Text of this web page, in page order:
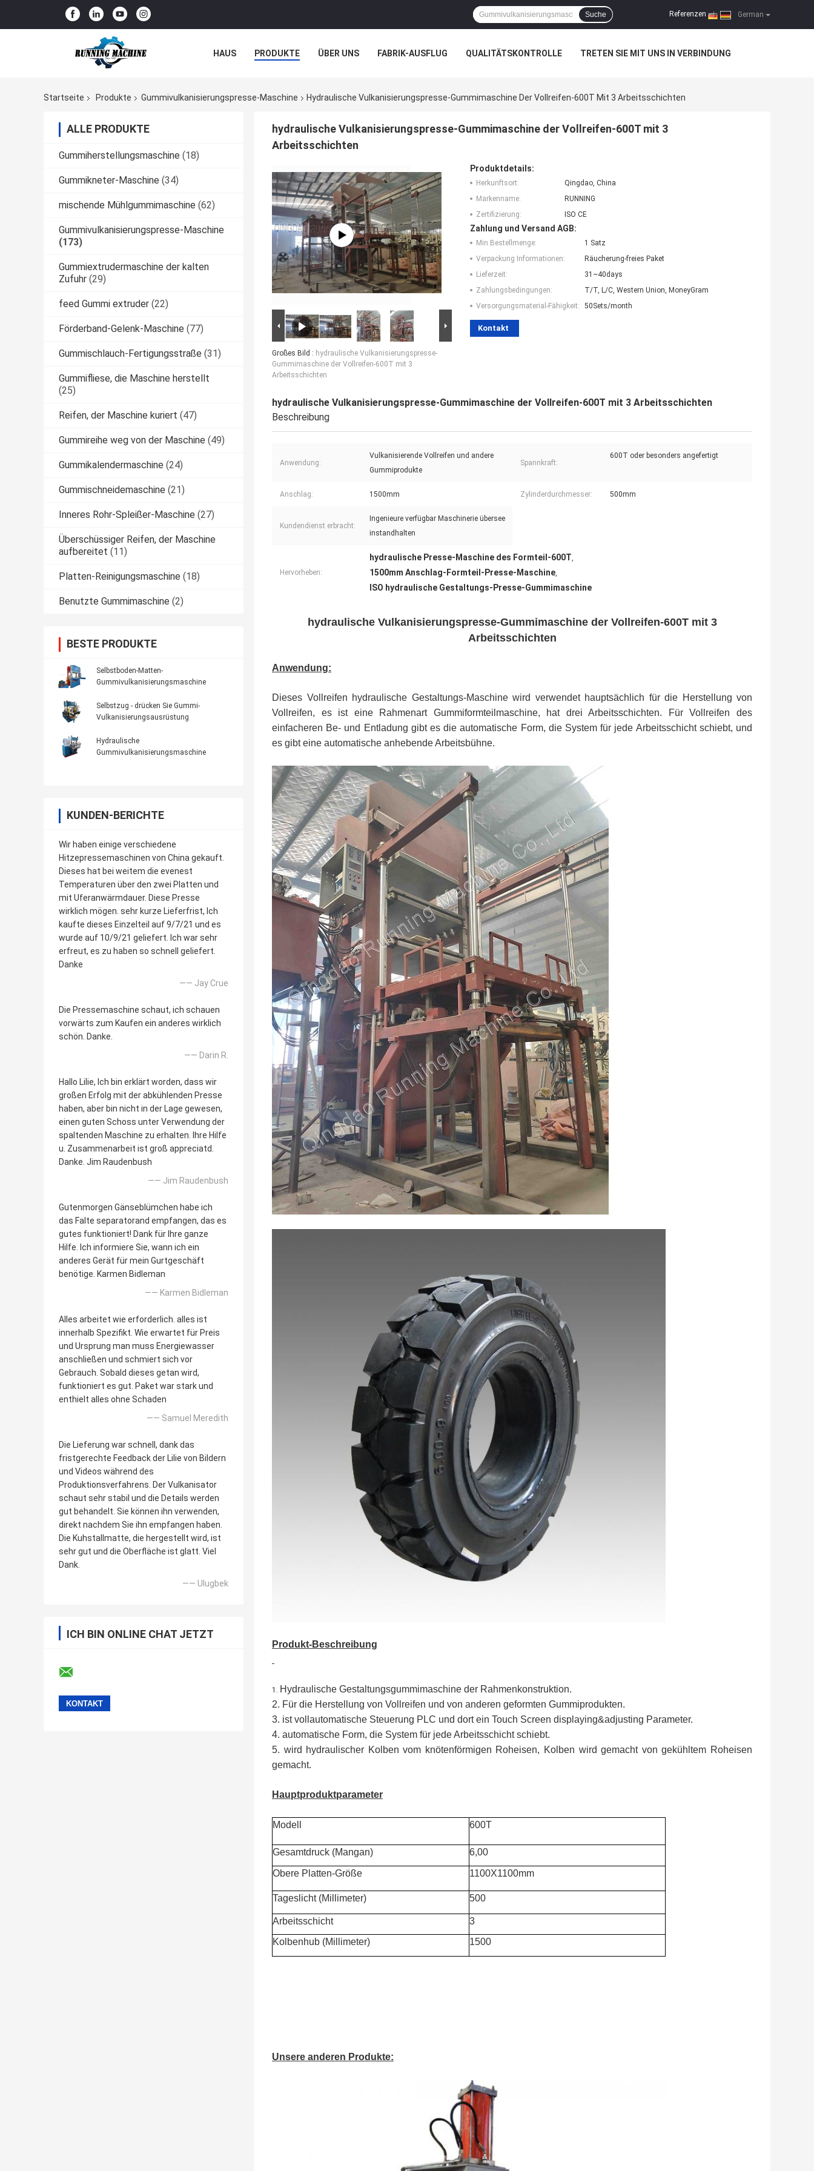
German
Referenzen |
Suche
HAUS PRODUKTE ÜBER UNS FABRIK-AUSFLUG QUALITÄTSKONTROLLE TRETEN SIE MIT UNS IN VERBINDUNG
Startseite
Produkte Gummivulkanisierungspresse-Maschine Hydraulische Vulkanisierungspresse-Gummimaschine Der Vollreifen-600T Mit 3 Arbeitsschichten
ALLE PRODUKTE
Gummiherstellungsmaschine (18)
Gummikneter-Maschine (34)
mischende Mühlgummimaschine (62)
Gummivulkanisierungspresse-Maschine
(173)
Gummiextrudermaschine der kalten
Zufuhr (29)
feed Gummi extruder (22)
Förderband-Gelenk-Maschine (77)
Gummischlauch-Fertigungsstraße (31)
Gummifliese, die Maschine herstellt
(25)
Reifen, der Maschine kuriert (47)
Gummireihe weg von der Maschine (49)
Gummikalendermaschine (24)
Gummischneidemaschine (21)
Inneres Rohr-Spleißer-Maschine (27)
Überschüssiger Reifen, der Maschine
aufbereitet (11)
Platten-Reinigungsmaschine (18)
Benutzte Gummimaschine (2)
BESTE PRODUKTE
Selbstboden-Matten-
Gummivulkanisierungsmaschine
Selbstzug - drücken Sie Gummi-
Vulkanisierungsausrüstung
Hydraulische
Gummivulkanisierungsmaschine
KUNDEN-BERICHTE
Wir haben einige verschiedene
Hitzepressemaschinen von China gekauft.
Dieses hat bei weitem die evenest
Temperaturen über den zwei Platten und
mit Uferanwärmdauer. Diese Presse
wirklich mögen. sehr kurze Lieferfrist, Ich
kaufte dieses Einzelteil auf 9/7/21 und es
wurde auf 10/9/21 geliefert. Ich war sehr
erfreut, es zu haben so schnell geliefert.
Danke
—— Jay Crue
Die Pressemaschine schaut, ich schauen
vorwärts zum Kaufen ein anderes wirklich
schön. Danke.
—— Darin R.
Hallo Lilie, Ich bin erklärt worden, dass wir
großen Erfolg mit der abkühlenden Presse
haben, aber bin nicht in der Lage gewesen,
einen guten Schoss unter Verwendung der
spaltenden Maschine zu erhalten. Ihre Hilfe
u. Zusammenarbeit ist groß appreciatd.
Danke. Jim Raudenbush
—— Jim Raudenbush
Gutenmorgen Gänseblümchen habe ich
das Falte separatorand empfangen, das es
gutes funktioniert! Dank für Ihre ganze
Hilfe. Ich informiere Sie, wann ich ein
anderes Gerät für mein Gurtgeschäft
benötige. Karmen Bidleman
—— Karmen Bidleman
Alles arbeitet wie erforderlich. alles ist
innerhalb Spezifikt. Wie erwartet für Preis
und Ursprung man muss Energiewasser
anschließen und schmiert sich vor
Gebrauch. Sobald dieses getan wird,
funktioniert es gut. Paket war stark und
enthielt alles ohne Schaden
—— Samuel Meredith
Die Lieferung war schnell, dank das
fristgerechte Feedback der Lilie von Bildern
und Videos während des
Produktionsverfahrens. Der Vulkanisator
schaut sehr stabil und die Details werden
gut behandelt. Sie können ihn verwenden,
direkt nachdem Sie ihn empfangen haben.
Die Kuhstallmatte, die hergestellt wird, ist
sehr gut und die Oberfläche ist glatt. Viel
Dank.
—— Ulugbek
ICH BIN ONLINE CHAT JETZT
hydraulische Vulkanisierungspresse-Gummimaschine der Vollreifen-600T mit 3
Arbeitsschichten
Großes Bild : hydraulische Vulkanisierungspresse-
Gummimaschine der Vollreifen-600T mit 3
Arbeitsschichten
Produktdetails:
Herkunftsort:
Qingdao, China
Markenname:
RUNNING
Zertifizierung:
ISO CE
Zahlung und Versand AGB:
Min Bestellmenge:
1 Satz
Verpackung Informationen:
Räucherung-freies Paket
Lieferzeit:
31~40days
Zahlungsbedingungen:
T/T, L/C, Western Union, MoneyGram
Versorgungsmaterial-Fähigkeit:
50Sets/month
Kontakt
hydraulische Vulkanisierungspresse-Gummimaschine der Vollreifen-600T mit 3 Arbeitsschichten
Beschreibung
Anwendung:
Vulkanisierende Vollreifen und andere
Gummiprodukte
Spannkraft:
600T oder besonders angefertigt
Anschlag: 1500mm Zylinderdurchmesser: 500mm
Kundendienst erbracht:
Ingenieure verfügbar Maschinerie übersee
instandhalten
Hervorheben:
hydraulische Presse-Maschine des Formteil-600T,
1500mm Anschlag-Formteil-Presse-Maschine,
ISO hydraulische Gestaltungs-Presse-Gummimaschine
hydraulische Vulkanisierungspresse-Gummimaschine der Vollreifen-600T mit 3
Arbeitsschichten
Anwendung:
Dieses Vollreifen hydraulische Gestaltungs-Maschine wird verwendet hauptsächlich für die Herstellung von
Vollreifen, es ist eine Rahmenart Gummiformteilmaschine, hat drei Arbeitsschichten. Für Vollreifen des
einfacheren Be- und Entladung gibt es die automatische Form, die System für jede Arbeitsschicht schiebt, und
es gibt eine automatische anhebende Arbeitsbühne.
Produkt-Beschreibung
1. Hydraulische Gestaltungsgummimaschine der Rahmenkonstruktion.
2. Für die Herstellung von Vollreifen und von anderen geformten Gummiprodukten.
3. ist vollautomatische Steuerung PLC und dort ein Touch Screen displaying&adjusting Parameter.
4. automatische Form, die System für jede Arbeitsschicht schiebt.
5. wird hydraulischer Kolben vom knötenförmigen Roheisen, Kolben wird gemacht von gekühltem Roheisen
gemacht.
Hauptproduktparameter
Modell 600T
Gesamtdruck (Mangan) 6,00
Obere Platten-Größe 1100X1100mm
Tageslicht (Millimeter) 500
Arbeitsschicht
3
Kolbenhub (Millimeter)
1500
Unsere anderen Produkte: